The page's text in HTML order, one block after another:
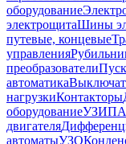
оборудование
электрощитаШины
путевые, концевые
управления
преобразователи
автоматика
нагрузкиКонтакторы
оборудованиеУЗИП
двигателя
автоматыУЗО